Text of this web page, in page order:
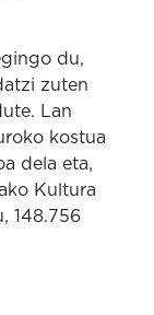
du,
zuten
Lan
kostua
dela eta,
Kultura
148.756